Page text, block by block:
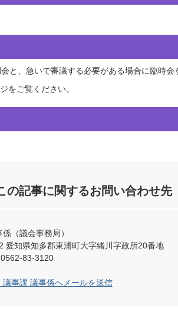
と、急いで審議する必要がある場合に臨時会
をご覧ください。
の記事に関するお問い合わせ先
（議会事務局）
愛知県知多郡東浦町大字緒川字政所20番地
83-3120
議事課 議事係へメールを送信